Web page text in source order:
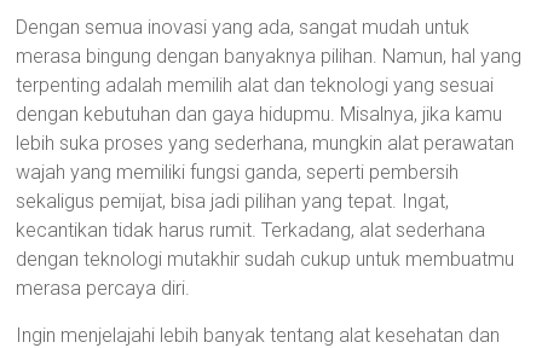
Dengan semua inovasi yang ada, sangat mudah untuk
merasa bingung dengan banyaknya pilihan. Namun, hal yang
terpenting adalah memilih alat dan teknologi yang sesuai
dengan kebutuhan dan gaya hidupmu. Misalnya, jika kamu
lebih suka proses yang sederhana, mungkin alat perawatan
wajah yang memiliki fungsi ganda, seperti pembersih
sekaligus pemijat, bisa jadi pilihan yang tepat. Ingat,
kecantikan tidak harus rumit. Terkadang, alat sederhana
dengan teknologi mutakhir sudah cukup untuk membuatmu
merasa percaya diri.
Ingin menjelajahi lebih banyak tentang alat kesehatan dan